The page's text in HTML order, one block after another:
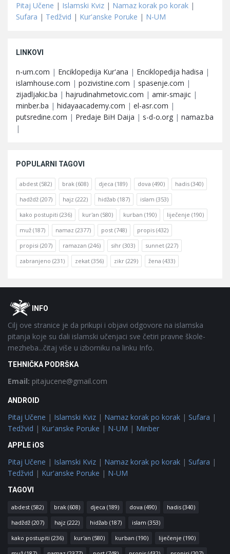
Pitaj Učene | Islamski Kviz | Namaz korak po korak |
Sufara | Tedžvid | Kur'anske Poruke | N-UM
LINKOVI
n-um.com | Enciklopedija Kur'ana | Enciklopedija hadisa |
islamhouse.com | pozivistine.com | spasenje.com |
zijadljakic.ba | hajrudinahmetovic.com | amir-smajic |
minber.ba | hidayaacademy.com | el-asr.com |
putsredine.com | Predaje BiH Daija | s-d-o.org | namaz.ba
|
POPULARNI TAGOVI
abdest (582) brak (608) djeca (189) dova (490) hadis (340)
hadždž (207) hajz (222) hidžab (187) islam (353)
kako postupiti (236) kur'an (580) kurban (190) liječenje (190)
muž (187) namaz (2377) post (748) propis (432)
propisi (207) ramazan (246) sihr (303) sunnet (227)
zabranjeno (231) zekat (356) zikr (229) žena (433)
FooterOINFO
Cilj ove stranice je da prikupi i objavi odgovore na islamska
pitanja koje su dali islamski učenjaci sve četiri pravne škole-
mezheba...čitaj više u izborniku na linku Info.
TEHNIČKA PODRŠKA
Email: pitajucene@gmail.com
ANDROID
Pitaj Učene | Islamski Kviz | Namaz korak po korak | Sufara |
Tedžvid | Kur'anske Poruke | N-UM | Minber
APPLE iOS
Pitaj Učene | Islamski Kviz | Namaz korak po korak | Sufara |
Tedžvid | Kur'anske Poruke | N-UM
TAGOVI
abdest (582) brak (608) djeca (189) dova (490) hadis (340)
hadždž (207) hajz (222) hidžab (187) islam (353)
kako postupiti (236) kur'an (580) kurban (190) liječenje (190)